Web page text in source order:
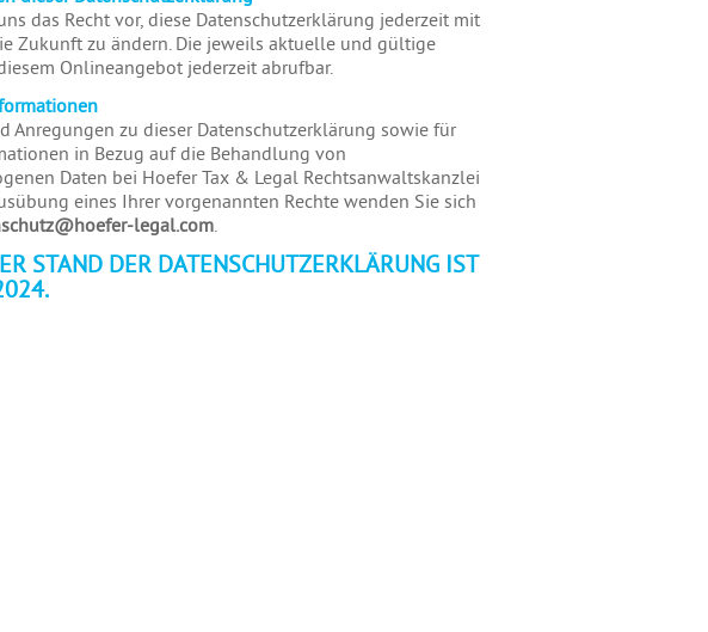
das Recht vor, diese Datenschutzerklärung jederzeit mit
Zukunft zu ändern. Die jeweils aktuelle und gültige
Onlineangebot jederzeit abrufbar.
Anregungen zu dieser Datenschutzerklärung sowie für
in Bezug auf die Behandlung von
Daten bei Hoefer Tax & Legal Rechtsanwaltskanzlei
eines Ihrer vorgenannten Rechte wenden Sie sich
legal.com
STAND DER DATENSCHUTZERKLÄRUNG IST